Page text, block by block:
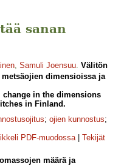
sanan
, Samuli Joensuu. Välitön
dimensioissa ja
change in the dimensions
in Finland.
; ojien kunnostus;
PDF-muodossa| Tekijät
määrä ja